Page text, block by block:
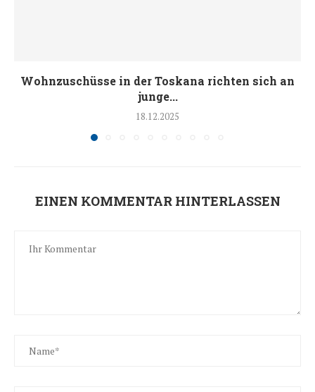
Wohnzuschüsse in der Toskana richten sich an
junge...
18.12.2025
EINEN KOMMENTAR HINTERLASSEN